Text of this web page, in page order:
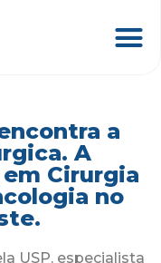
a
A
Cirurgia
no
USP, especialista